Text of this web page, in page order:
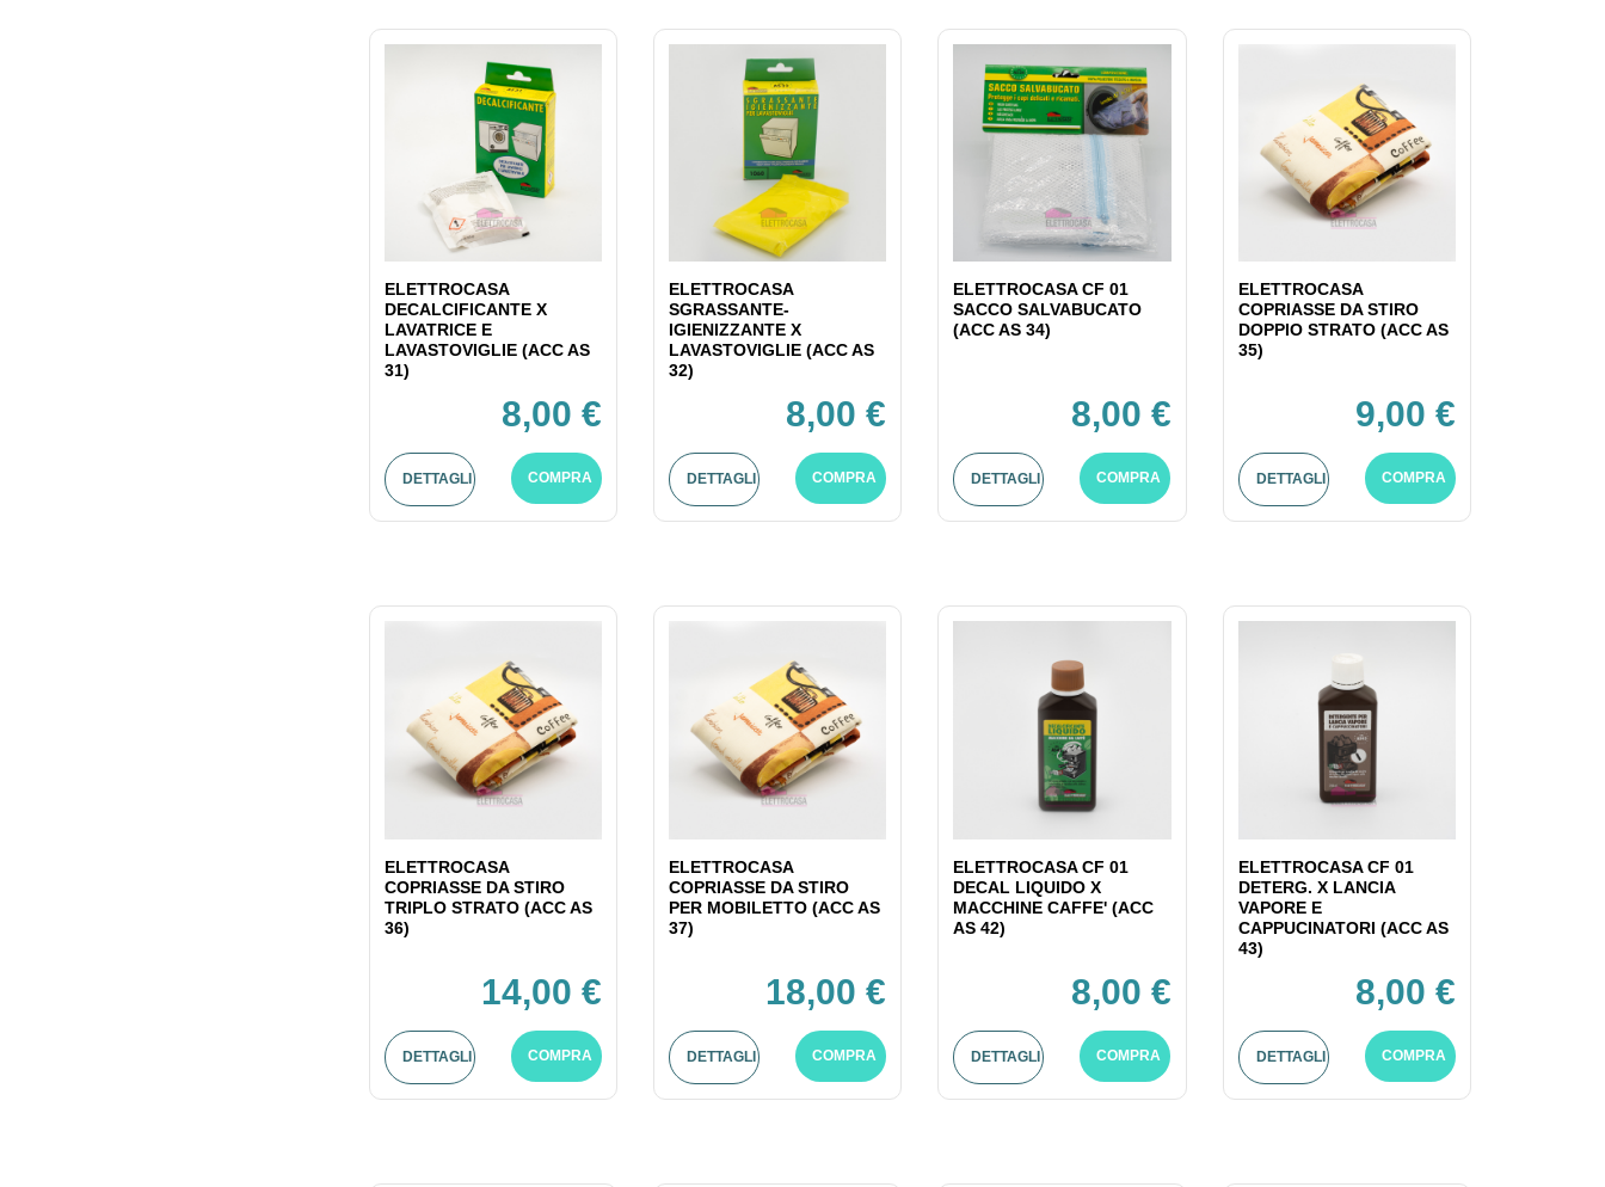
ELETTROCASA
DECALCIFICANTE X
LAVATRICE E
LAVASTOVIGLIE (ACC AS
31)
8,00 €
DETTAGLI COMPRA
ELETTROCASA
SGRASSANTE-
IGIENIZZANTE X
LAVASTOVIGLIE (ACC AS
32)
8,00 €
DETTAGLI COMPRA
ELETTROCASA CF 01
SACCO SALVABUCATO
(ACC AS 34)
8,00 €
DETTAGLI COMPRA
ELETTROCASA
COPRIASSE DA STIRO
DOPPIO STRATO (ACC AS
35)
9,00 €
DETTAGLI COMPRA
ELETTROCASA
COPRIASSE DA STIRO
TRIPLO STRATO (ACC AS
36)
14,00 €
DETTAGLI COMPRA
ELETTROCASA
COPRIASSE DA STIRO
PER MOBILETTO (ACC AS
37)
18,00 €
DETTAGLI COMPRA
ELETTROCASA CF 01
DECAL LIQUIDO X
MACCHINE CAFFE' (ACC
AS 42)
8,00 €
DETTAGLI COMPRA
ELETTROCASA CF 01
DETERG. X LANCIA
VAPORE E
CAPPUCINATORI (ACC AS
43)
8,00 €
DETTAGLI COMPRA